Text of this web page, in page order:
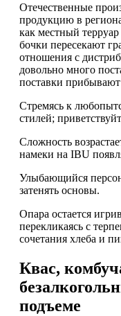
Отечественные
продукцию в
как местный
бочки пересекают
отношения с
довольно много
поставки
Стремясь к
стилей;
Сложность
намеки на IBU
Улыбающийся
затенять основы.
Опара остается
перекликаясь с
сочетания хлеба и
Квас,
подъеме